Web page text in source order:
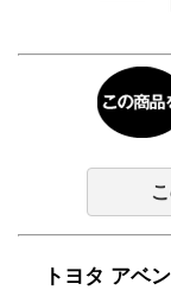
トヨタ アベ